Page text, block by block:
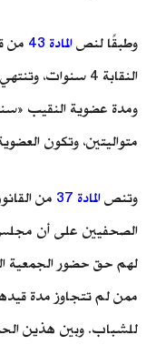
وطبقًا لنص المادة 43
من
النقابة 4
ومدة عضوية النقيب
متواليتين، وتكون
وتنص المادة 37
لهم حق حضور الجمعية
للشباب. وبين هذين